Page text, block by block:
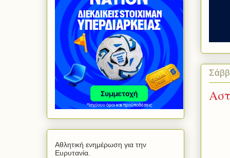
Αθλητική ενημέρωση για την
Ευρυτανία.